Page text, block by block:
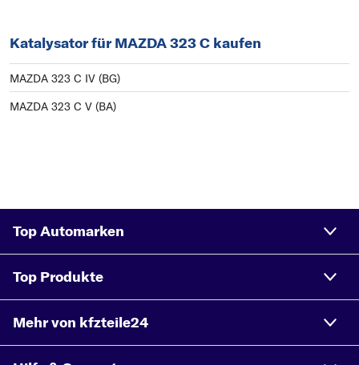
Katalysator für MAZDA 323 C kaufen
MAZDA 323 C IV (BG)
MAZDA 323 C V (BA)
Top Automarken
Top Produkte
Mehr von kfzteile24